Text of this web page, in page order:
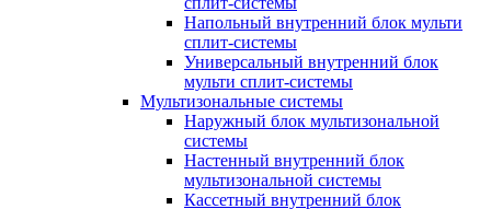
Напольный внутренний блок мульти
сплит-системы
Универсальный внутренний блок
мульти сплит-системы
Мультизональные системы
Наружный блок мультизональной
системы
Настенный внутренний блок
мультизональной системы
Кассетный внутренний блок